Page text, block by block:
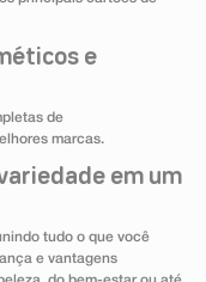
e
de
marcas.
em um
tudo o que você
e vantagens